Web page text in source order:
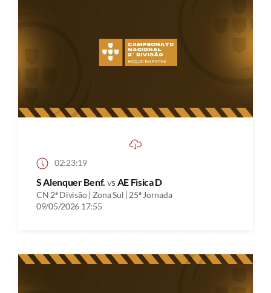
02:23:19
S Alenquer Benf. vs AE Fisica D
CN 2ª Divisão | Zona Sul | 25ª Jornada
09/05/2026 17:55